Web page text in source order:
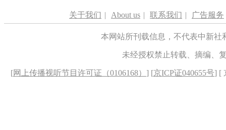
关于我们 | About us | 联系我们 | 广告服务
本网站所刊载信息，不代表中新
未经授权禁止转载、摘编、
[网上传播视听节目许可证（0106168） ] [京ICP证040655号] [